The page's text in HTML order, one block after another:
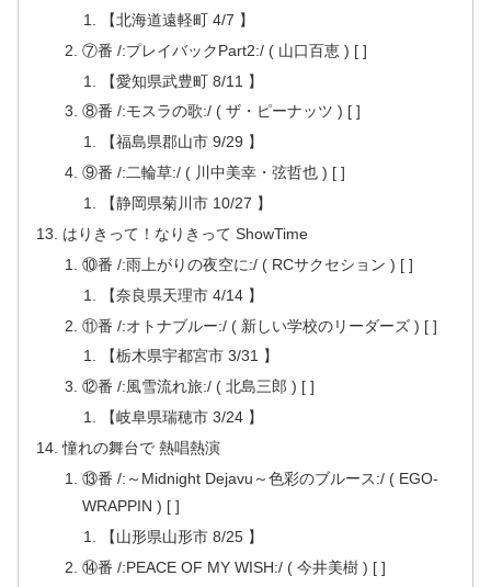
【北海道遠軽町 4/7 】
⑦番 /:プレイバックPart2:/ ( 山口百恵 ) [ ]
【愛知県武豊町 8/11 】
⑧番 /:モスラの歌:/ ( ザ・ピーナッツ ) [ ]
【福島県郡山市 9/29 】
⑨番 /:二輪草:/ ( 川中美幸・弦哲也 ) [ ]
【静岡県菊川市 10/27 】
はりきって！なりきって ShowTime
⑩番 /:雨上がりの夜空に:/ ( RCサクセション ) [ ]
【奈良県天理市 4/14 】
⑪番 /:オトナブルー:/ ( 新しい学校のリーダーズ ) [ ]
【栃木県宇都宮市 3/31 】
⑫番 /:風雪流れ旅:/ ( 北島三郎 ) [ ]
【岐阜県瑞穂市 3/24 】
憧れの舞台で 熱唱熱演
⑬番 /:～Midnight Dejavu～色彩のブルース:/ ( EGO-
WRAPPIN ) [ ]
【山形県山形市 8/25 】
⑭番 /:PEACE OF MY WISH:/ ( 今井美樹 ) [ ]